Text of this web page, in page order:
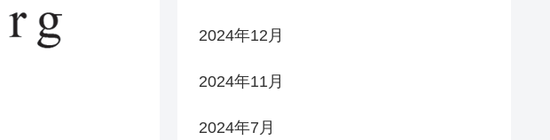
2024年12月
2024年11月
2024年7月